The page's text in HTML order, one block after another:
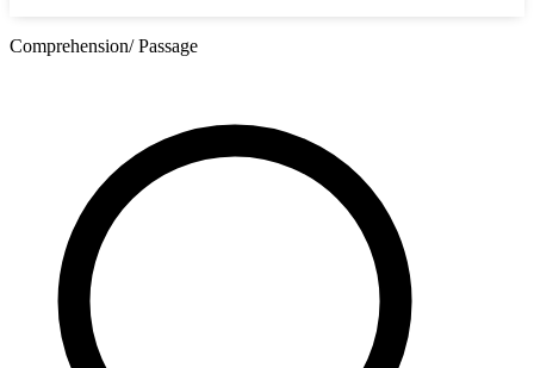
Comprehension/ Passage